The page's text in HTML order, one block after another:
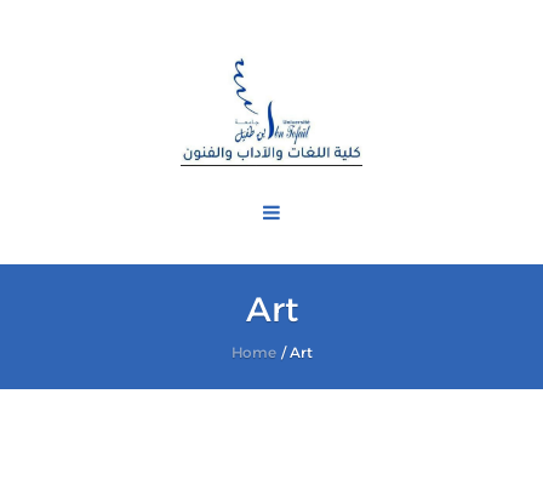
Art
Home /Art